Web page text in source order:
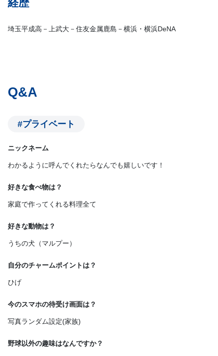
経歴
埼玉平成高－上武大－住友金属鹿島－横浜・横浜DeNA
Q&A
#プライベート
ニックネーム
わかるように呼んでくれたらなんでも嬉しいです！
好きな食べ物は？
家庭で作ってくれる料理全て
好きな動物は？
うちの犬（マルプー）
自分のチャームポイントは？
ひげ
今のスマホの待受け画面は？
写真ランダム設定(家族)
野球以外の趣味はなんですか？